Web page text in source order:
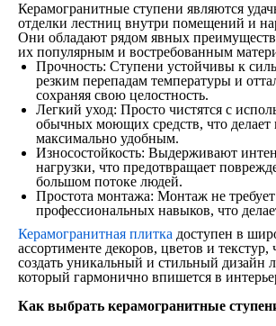
Керамогранитные ступени являются
отделки лестниц внутри помещений и
Они обладают рядом явных
их популярным и востребованным
Прочность: Ступени устойчивы к
резким перепадам температуры и
сохраняя свою целостность.
Легкий уход: Просто чистятся с
обычных моющих средств, что делает
максимально удобным.
Износостойкость: Выдерживают
нагрузки, что предотвращает
большом потоке людей.
Простота монтажа: Монтаж не требует
профессиональных навыков, что
Керамогранитная плитка доступен в
ассортименте декоров, цветов и текстур,
создать уникальный и стильный дизайн
который гармонично впишется в
Как выбрать керамогранитные